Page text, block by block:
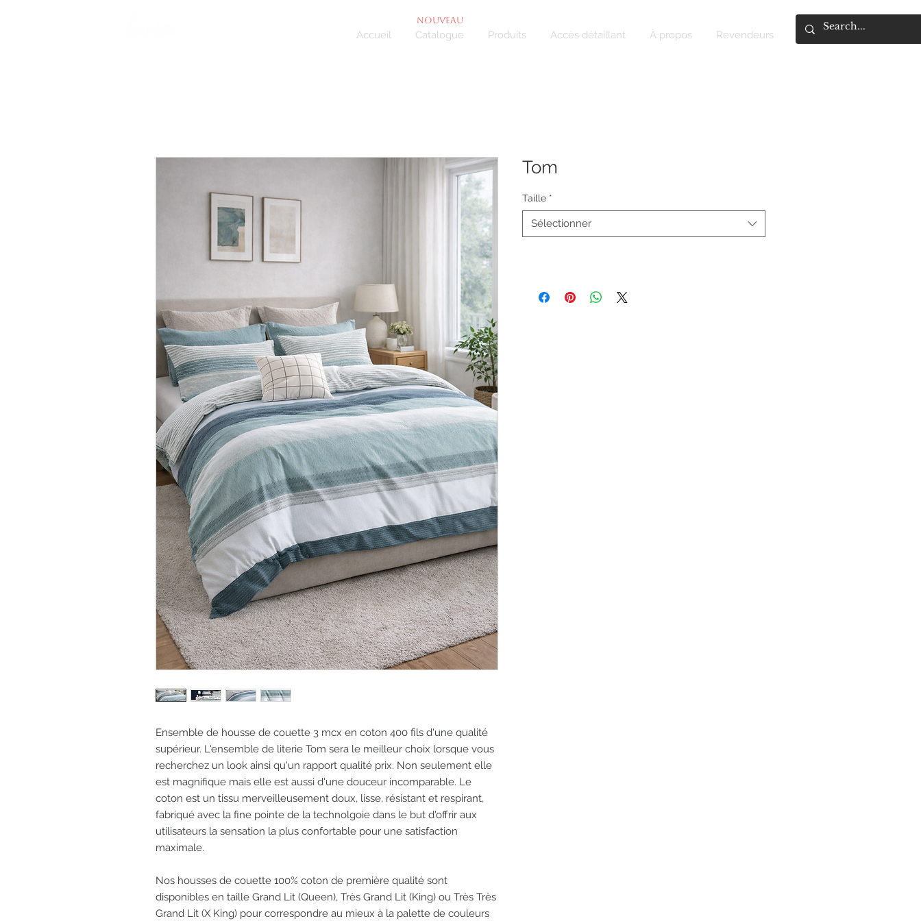
NOUVEAU
Accueil Catalogue Produits Accès détaillant À propos Revendeurs
Ensemble de housse de couette 3 mcx en coton 400 fils d'une qualité
supérieur. L'ensemble de literie Tom sera le meilleur choix lorsque vous
recherchez un look ainsi qu'un rapport qualité prix. Non seulement elle
est magnifique mais elle est aussi d'une douceur incomparable. Le
coton est un tissu merveilleusement doux, lisse, résistant et respirant,
fabriqué avec la fine pointe de la technolgoie dans le but d'offrir aux
utilisateurs la sensation la plus confortable pour une satisfaction
maximale.
Nos housses de couette 100% coton de première qualité sont
disponibles en taille Grand Lit (Queen), Très Grand Lit (King) ou Très Très
Grand Lit (X King) pour correspondre au mieux à la palette de couleurs
Tom
Taille *
Sélectionner